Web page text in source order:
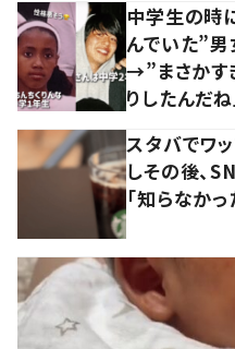
中学生の時
んでいた”
→”まさかす
りしたんだね
スタバでワ
しその後、
「知らなかっ